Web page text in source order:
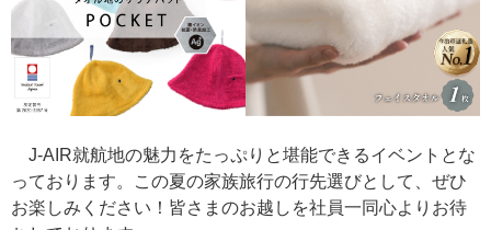
J-AIR就航地の魅力をたっぷりと堪能できるイベントとな
っております。この夏の家族旅行の行先選びとして、ぜひ
お楽しみください！皆さまのお越しを社員一同心よりお待